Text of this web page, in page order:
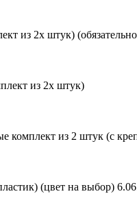
из 2х штук)
из 2х штук)
комплект из 2 штук (с
(цвет на выбор)